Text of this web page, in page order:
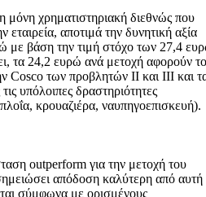
χρηματιστηριακή διεθνώς που
αποτιμά την δυνητική αξία
βάση την τιμή στόχο των 27,4
τα 24,2 ευρώ ανά μετοχή αφορούν
των προβλητών ΙΙ και ΙΙΙ και
υπόλοιπες δραστηριότητες
κρουαζιέρα, ναυπηγοεπισκευή).
outperform για την μετοχή του
απόδοση καλύτερη από αυτή
σύμφωνα με ορισμένους